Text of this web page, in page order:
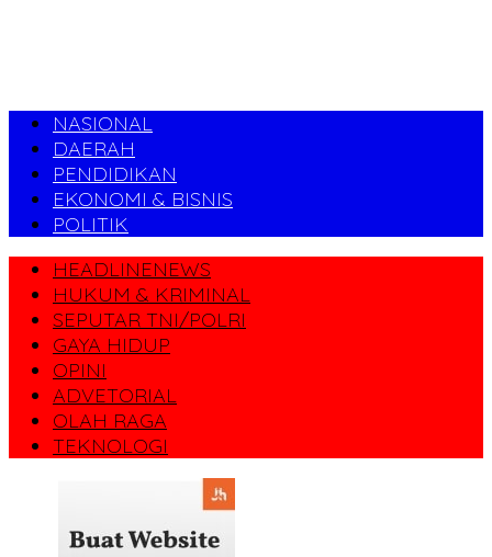
NASIONAL
DAERAH
PENDIDIKAN
EKONOMI & BISNIS
POLITIK
HEADLINENEWS
HUKUM & KRIMINAL
SEPUTAR TNI/POLRI
GAYA HIDUP
OPINI
ADVETORIAL
OLAH RAGA
TEKNOLOGI